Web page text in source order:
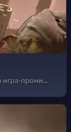
Styx: Master of Shadows — это игра-проникновение с элементами ролевой игры, действие которой происходит в темной фэнтезийной вселенной, где вы крадетесь, крадете и убиваете, играя за Стикса, двухвекового гоблина.